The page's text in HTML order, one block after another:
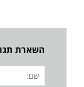
השארת
שם: